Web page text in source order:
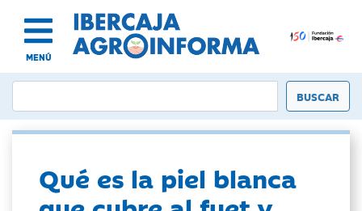
MENÚ
Qué es la piel blanca